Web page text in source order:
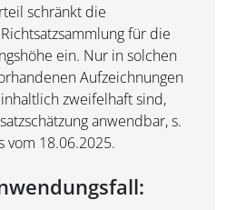
schränkt die
für die
ein. Nur in solchen
Aufzeichnungen
zweifelhaft sind,
anwendbar, s.
vom 18.06.2025.